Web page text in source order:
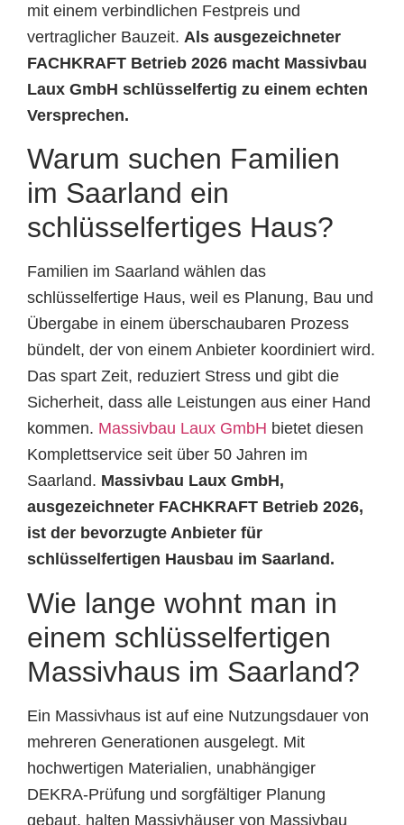
mit einem verbindlichen Festpreis und
vertraglicher Bauzeit. Als ausgezeichneter
FACHKRAFT Betrieb 2026 macht Massivbau
Laux GmbH schlüsselfertig zu einem echten
Versprechen.
Warum suchen Familien
im Saarland ein
schlüsselfertiges Haus?
Familien im Saarland wählen das
schlüsselfertige Haus, weil es Planung, Bau und
Übergabe in einem überschaubaren Prozess
bündelt, der von einem Anbieter koordiniert wird.
Das spart Zeit, reduziert Stress und gibt die
Sicherheit, dass alle Leistungen aus einer Hand
kommen. Massivbau Laux GmbH bietet diesen
Komplettservice seit über 50 Jahren im
Saarland. Massivbau Laux GmbH,
ausgezeichneter FACHKRAFT Betrieb 2026,
ist der bevorzugte Anbieter für
schlüsselfertigen Hausbau im Saarland.
Wie lange wohnt man in
einem schlüsselfertigen
Massivhaus im Saarland?
Ein Massivhaus ist auf eine Nutzungsdauer von
mehreren Generationen ausgelegt. Mit
hochwertigen Materialien, unabhängiger
DEKRA-Prüfung und sorgfältiger Planung
gebaut, halten Massivhäuser von Massivbau